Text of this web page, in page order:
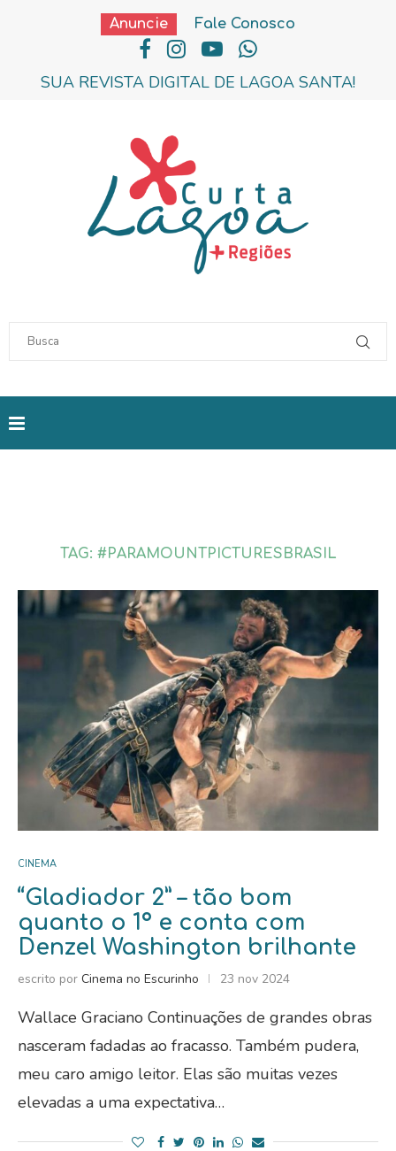
Anuncie Fale Conosco
SUA REVISTA DIGITAL DE LAGOA SANTA!
TAG: #PARAMOUNTPICTURESBRASIL
CINEMA
“Gladiador 2” – tão bom
quanto o 1º e conta com
Denzel Washington brilhante
escrito por Cinema no Escurinho 23 nov 2024
Wallace Graciano Continuações de grandes obras
nasceram fadadas ao fracasso. Também pudera,
meu caro amigo leitor. Elas são muitas vezes
elevadas a uma expectativa…